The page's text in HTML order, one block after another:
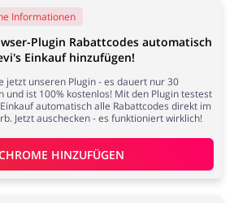
Informationen
Plugin Rabattcodes automatisch
Einkauf hinzufügen!
jetzt unseren Plugin - es dauert nur 30
und ist 100% kostenlos! Mit den Plugin testest
automatisch alle Rabattcodes direkt im
Jetzt auschecken - es funktioniert wirklich!
HINZUFÜGEN